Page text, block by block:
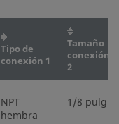
Tipo de
conexión 1
Tamaño
conexión
2
NPT
hembra
1/8 pulg.